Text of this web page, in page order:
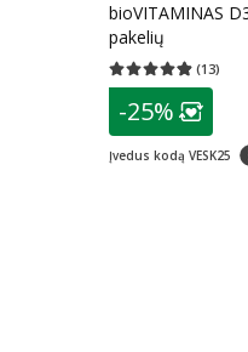
bioVITAMINAS
pakelių
(13)
Vidutinis įvertinimas
patarimas
-25%
Įvedus kodą VESK25